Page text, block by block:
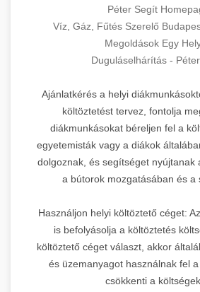
Péter Segít
Víz, Gáz, Fűtés Szerelő
Megoldások Egy
Duguláselhárítás -
Ajánlatkérés a helyi
költöztetést tervez, fontolja
diákmunkásokat béreljen fel a
egyetemisták vagy a diákok
dolgoznak, és segítséget nyújtanak
a bútorok mozgatásában és a
Használjon helyi költöztető céget:
is befolyásolja a költöztetés
költöztető céget választ, akkor
és üzemanyagot használnak fel
csökkenti a